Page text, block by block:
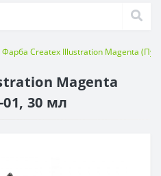
Фарба Createx Illustration Magenta
Magenta
30 мл